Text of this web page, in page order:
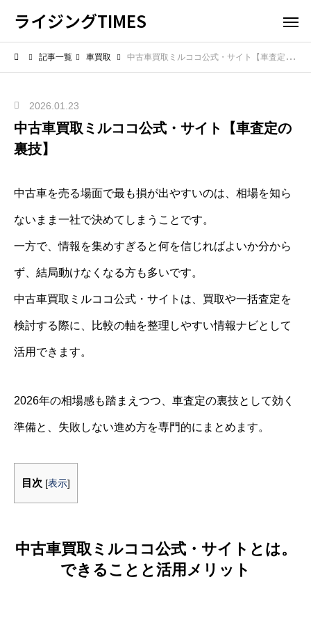
ライジングTIMES
記事一覧 車買取 中古車買取ミルココ公式・サイト【車査定の裏技】
2026.01.23
中古車買取ミルココ公式・サイト【車査定の
裏技】
中古車を売る場面で最も損が出やすいのは、相場を知ら
ないまま一社で決めてしまうことです。
一方で、情報を集めすぎると何を信じればよいか分から
ず、結局動けなくなる方も多いです。
中古車買取ミルココ公式・サイトは、買取や一括査定を
検討する際に、比較の軸を整理しやすい情報ナビとして
活用できます。
2026年の相場感も踏まえつつ、車査定の裏技として効く
準備と、失敗しない進め方を専門的にまとめます。
目次 [表示]
中古車買取ミルココ公式・サイトとは。
できることと活用メリット